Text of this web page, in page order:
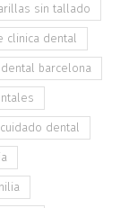
sin tallado
clinica dental
barcelona
cuidado dental